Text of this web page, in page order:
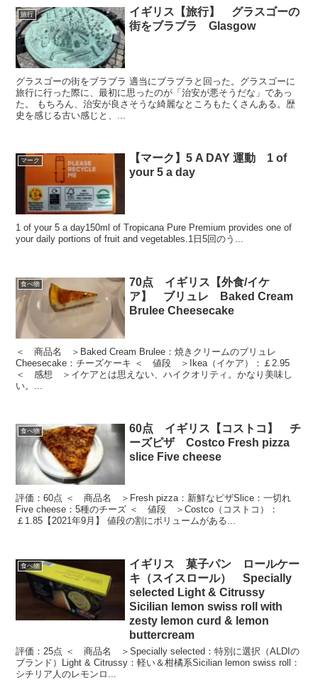
旅行
イギリス【旅行】 グラスゴーの
街をブラブラ Glasgow
グラスゴーの街をブラブラ 適当にブラブラと回った。グラスゴーに
旅行に行った際に、最初に思ったのが「治安が悪そうだな」であっ
た。 もちろん、治安が良さそうな綺麗なところもたくさんある。歴
史を感じる古い感じと、...
マーク
【マーク】5 A DAY 運動 1 of
your 5 a day
1 of your 5 a day150ml of Tropicana Pure Premium provides one of
your daily portions of fruit and vegetables.1日5回のう...
食べ物
70点 イギリス【外食/イケ
ア】 ブリュレ Baked Cream
Brulee Cheesecake
＜ 商品名 ＞Baked Cream Brulee：焼きクリームのブリュレ
Cheesecake：チーズケーキ ＜ 値段 ＞Ikea（イケア）：￡2.95
＜ 感想 ＞イケアとは思えない、ハイクオリティ。かなり美味し
い。...
食べ物
60点 イギリス【コストコ】 チ
ーズピザ Costco Fresh pizza
slice Five cheese
評価：60点 ＜ 商品名 ＞Fresh pizza：新鮮なピザSlice：一切れ
Five cheese：5種のチーズ ＜ 値段 ＞Costco（コストコ）：
￡1.85【2021年9月】 値段の割にボリュームがある...
食べ物
イギリス 菓子パン ロールケー
キ（スイスロール） Specially
selected Light & Citrussy
Sicilian lemon swiss roll with
zesty lemon curd & lemon
buttercream
評価：25点 ＜ 商品名 ＞Specially selected：特別に選択（ALDIの
ブランド）Light & Citrussy：軽い＆柑橘系Sicilian lemon swiss roll：
シチリア人のレモンロ...